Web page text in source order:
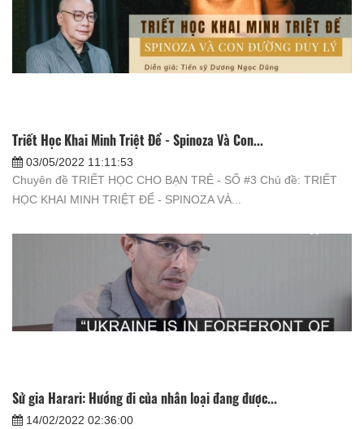
Triết Học Khai Minh Triệt Để - Spinoza Và Con...
03/05/2022 11:11:53
Chuyên đề TRIẾT HỌC CHO BẠN TRẺ - SỐ #3 Chủ đề: TRIẾT
HỌC KHAI MINH TRIỆT ĐỂ - SPINOZA VÀ...
Sử gia Harari: Hướng đi của nhân loại đang được...
14/02/2022 02:36:00